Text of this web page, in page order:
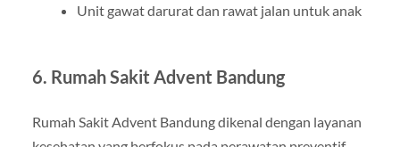
Unit gawat darurat dan rawat jalan untuk anak
6. Rumah Sakit Advent Bandung
Rumah Sakit Advent Bandung dikenal dengan layanan